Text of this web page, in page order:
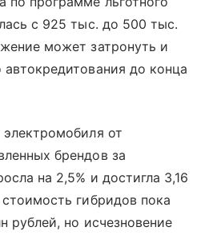
с 925 тыс. до 500 тыс.
может затронуть и
автокредитования до конца
от
брендов за
на 2,5% и достигла 3,16
гибридов пока
рублей, но исчезновение